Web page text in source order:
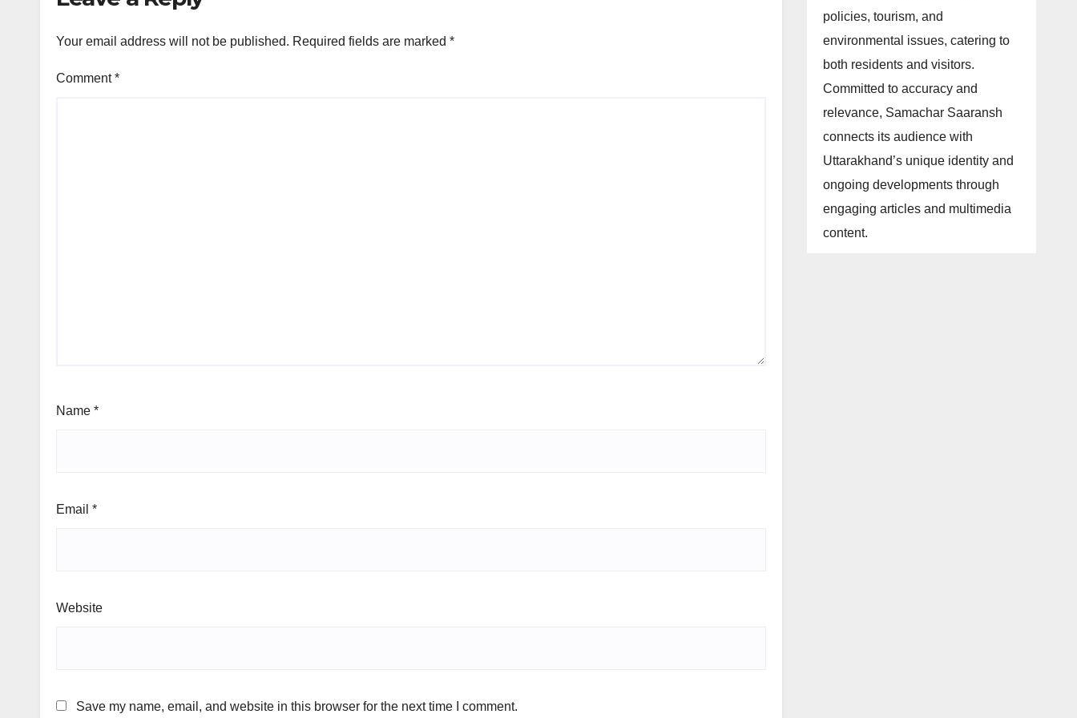
Your email address will not be published. Required fields are marked *
Comment*
Name *
Email *
Website
Save my name, email, and website in this browser for the next time I comment.
policies, tourism, and
environmental issues, catering to
both residents and visitors.
Committed to accuracy and
relevance, Samachar Saaransh
connects its audience with
Uttarakhand’s unique identity and
ongoing developments through
engaging articles and multimedia
content.